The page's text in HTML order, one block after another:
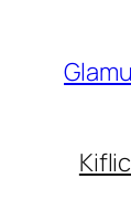
content